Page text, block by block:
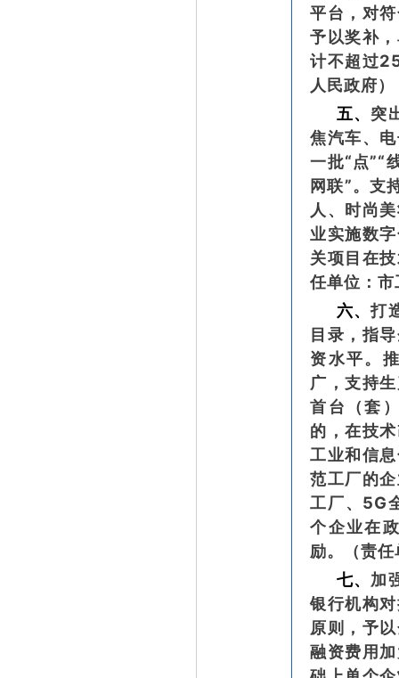
平台，对
予以奖补
计不超过
人民政府）
五、 突
焦汽车、
一批“点”“
网联”。支
人、时尚
业实施数
关项目在
任单位：
六、打
目录，指
资水平。
广，支持
首台（套
的，在技
工业和信
范工厂的
工厂、5G
个企业在
励。（责
七、 加
银行机构
原则，予
融资费用